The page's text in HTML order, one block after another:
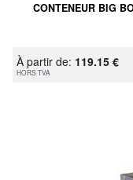
CONTENEUR BIG
À partir de: 119.15 €
HORS TVA